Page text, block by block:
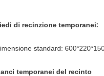
di recinzione temporanei:
standard:
temporanei del recinto